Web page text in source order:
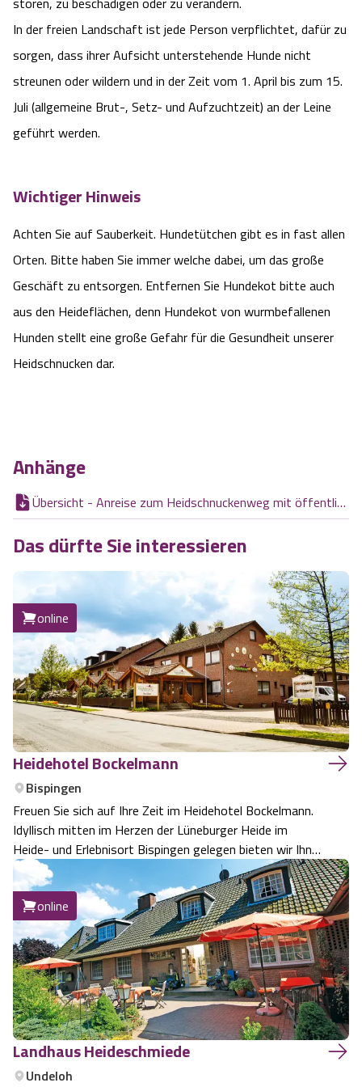
In der freien Landschaft ist jede Person verpflichtet, dafür zu
sorgen, dass ihrer Aufsicht unterstehende Hunde nicht
streunen oder wildern und in der Zeit vom 1. April bis zum 15.
Juli (allgemeine Brut-, Setz- und Aufzuchtzeit) an der Leine
geführt werden.
Wichtiger Hinweis
Achten Sie auf Sauberkeit. Hundetütchen gibt es in fast allen
Orten. Bitte haben Sie immer welche dabei, um das große
Geschäft zu entsorgen. Entfernen Sie Hundekot bitte auch
aus den Heideflächen, denn Hundekot von wurmbefallenen
Hunden stellt eine große Gefahr für die Gesundheit unserer
Heidschnucken dar.
Anhänge
Übersicht - Anreise zum Heidschnuckenweg mit öffentlichen Verkehrsmitteln
Das dürfte Sie interessieren
online
Heidehotel Bockelmann
Bispingen
Freuen Sie sich auf Ihre Zeit im Heidehotel Bockelmann.
Idyllisch mitten im Herzen der Lüneburger Heide im
Heide- und Erlebnisort Bispingen gelegen bieten wir Ihnen
einen erholsamen und entspannten Aufenthalt. Unsere
Zimmer sind mit viel Liebe zum Detail und mit Bedacht
auf Ihr Wohlgefühl eingerich…
online
Landhaus Heideschmiede
Undeloh